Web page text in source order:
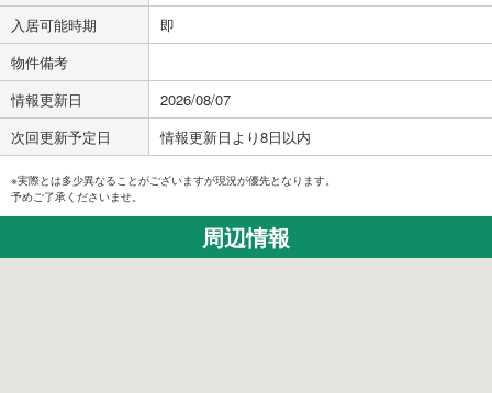
入居可能時期
即
物件備考
情報更新日
2026/08/07
次回更新予定日
情報更新日より8日以内
※実際とは多少異なることがございますが現況が優先となります。
予めご了承くださいませ。
周辺情報